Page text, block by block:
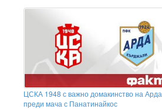
ЦСКА 1948 с важно домакинство на Арда
преди мача с Панатинайкос